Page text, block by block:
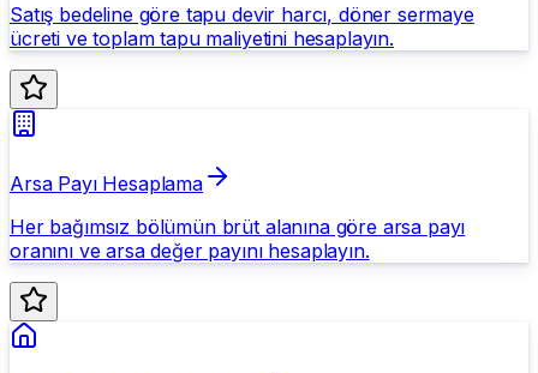
Satış bedeline göre tapu devir harcı, döner sermaye
ücreti ve toplam tapu maliyetini hesaplayın.
Arsa Payı Hesaplama
Her bağımsız bölümün brüt alanına göre arsa payı
oranını ve arsa değer payını hesaplayın.